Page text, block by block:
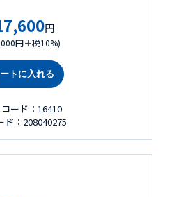
円
円＋税10%)
トに入れる
ード：16410
ド：208040275